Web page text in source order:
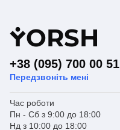
YORSH
+38 (095) 700 00 51
Передзвоніть мені
Час роботи
Пн - Сб з 9:00 до 18:00
Нд з 10:00 до 18:00